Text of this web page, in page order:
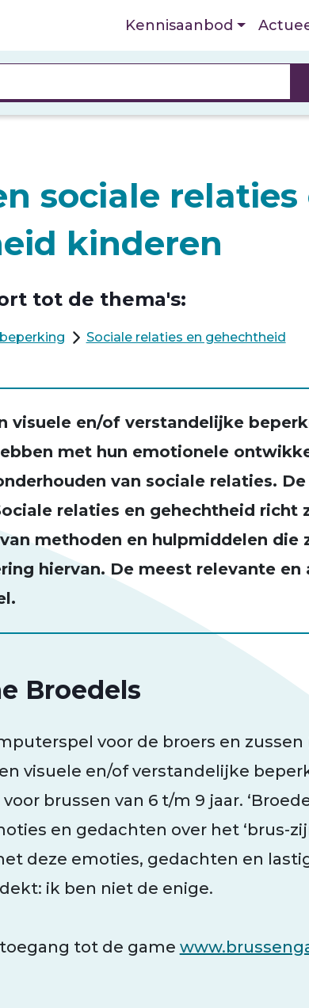
Kennisaanbod
sociale relaties
kinderen
tot de thema's:
Sociale relaties en gehechtheid
visuele en/of verstandelijke
met hun emotionele
van sociale relaties. De
relaties en gehechtheid richt
methoden en hulpmiddelen die
hiervan. De meest relevante en
Broedels
voor de broers en zussen
visuele en/of verstandelijke
brussen van 6 t/m 9 jaar.
en gedachten over het ‘brus-
deze emoties, gedachten en
ik ben niet de enige.
tot de game